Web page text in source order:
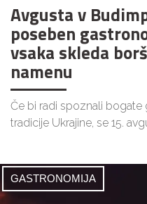
Avgusta v
poseben
vsaka skleda
namenu
Če bi radi spoznali
tradicije Ukrajine, se 15.
GASTRONOMIJA